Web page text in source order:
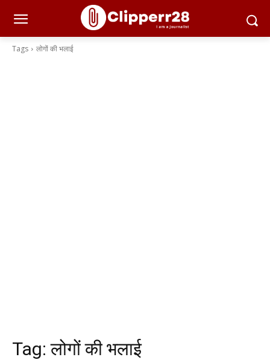
Tags लोगों की भलाई
Tag:लोगों की भलाई